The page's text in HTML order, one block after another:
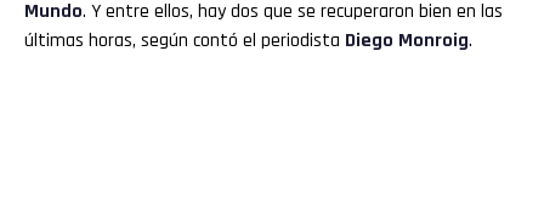
Mundo. Y entre ellos, hay dos que se recuperaron bien en las
últimas horas, según contó el periodista Diego Monroig.